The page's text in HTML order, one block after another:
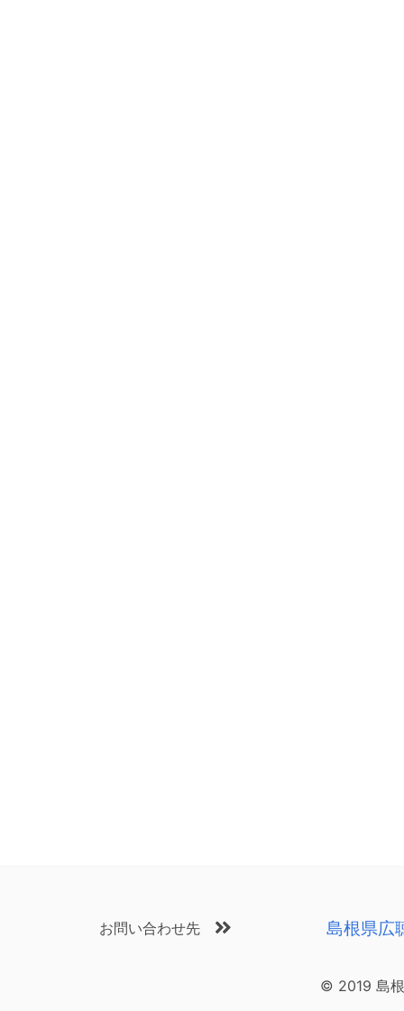
お問い合わせ先 島根県広
© 2019 島